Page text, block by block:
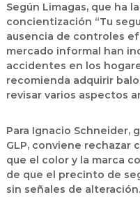
Según Limagas, que ha
concientización “Tu
ausencia de controles
mercado informal han
accidentes en los
recomienda adquirir
revisar varios aspectos
Para Ignacio Schneider,
GLP, conviene rechazar
que el color y la marca
de que el precinto de
sin señales de